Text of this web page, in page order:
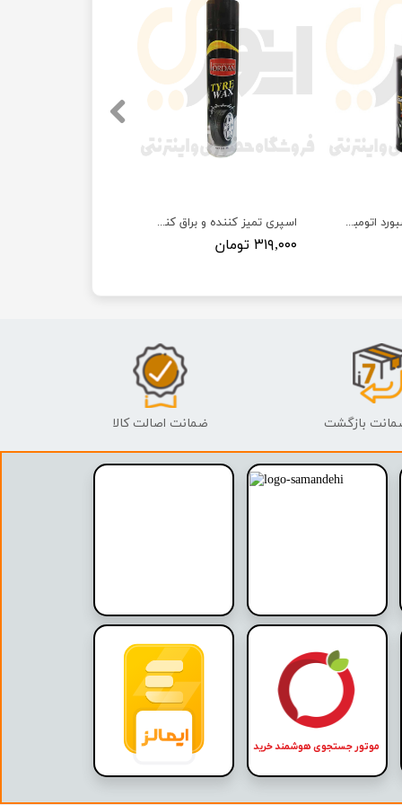
اسپری تمیز کننده و براق کننده لاستیک جردن حجم 650 میلی لیتر
۳۱۹,۰۰۰ تومان
اسپری واکس داشبورد اتومبیل غفاری مدل GT3 حجم ۱۲۰ گرمی
موتور جستجوی هوشمند خرید
ضمانت اصالت کالا